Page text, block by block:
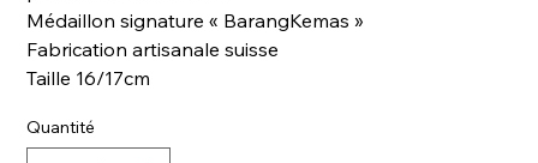
Médaillon signature « BarangKemas »
Fabrication artisanale suisse
Taille 16/17cm
Quantité